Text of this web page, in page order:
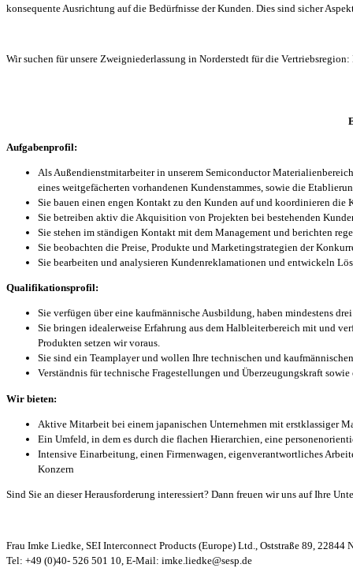
konsequente Ausrichtung auf die Bedürfnisse der Kunden. Dies sind sicher
Wir suchen für unsere Zweigniederlassung in Norderstedt für die
Aufgabenprofil:
Als Außendienstmitarbeiter in unserem Semiconductor
eines weitgefächerten vorhandenen Kundenstammes, sowie die
Sie bauen einen engen Kontakt zu den Kunden auf und koordinieren die
Sie betreiben aktiv die Akquisition von Projekten bei bestehenden
Sie stehen im ständigen Kontakt mit dem Management und berichten
Sie beobachten die Preise, Produkte und Marketingstrategien der
Sie bearbeiten und analysieren Kundenreklamationen und entwickeln
Qualifikationsprofil:
Sie verfügen über eine kaufmännische Ausbildung, haben mindestens
Sie bringen idealerweise Erfahrung aus dem Halbleiterbereich mit und
Produkten setzen wir voraus.
Sie sind ein Teamplayer und wollen Ihre technischen und
Verständnis für technische Fragestellungen und Überzeugungskraft
Wir bieten:
Aktive Mitarbeit bei einem japanischen Unternehmen mit erstklassiger
Ein Umfeld, in dem es durch die flachen Hierarchien, eine
Intensive Einarbeitung, einen Firmenwagen, eigenverantwortliches
Konzern
Sind Sie an dieser Herausforderung interessiert? Dann freuen wir uns auf Ihre
Frau Imke Liedke, SEI Interconnect Products (Europe) Ltd., Oststraße 89, 22844
Tel: +49 (0)40- 526 501 10, E-Mail: imke.liedke@sesp.de